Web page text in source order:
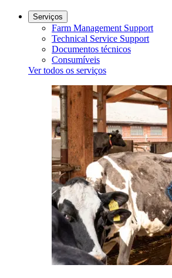
Serviços
Farm Management Support
Technical Service Support
Documentos técnicos
Consumíveis
Ver todos os serviços